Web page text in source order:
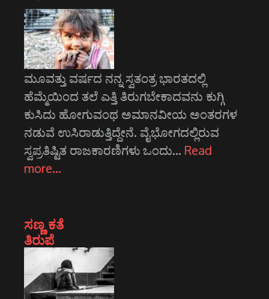
ಮೂವತ್ತು ವರ್ಷದ ನನ್ನ ಸ್ವತಂತ್ರ ಭಾರತದಲ್ಲಿ
ಹೆಮ್ಮೆಯಿಂದ ತಲೆ ಎತ್ತಿ ತಿರುಗಬೇಕಾದವನು ಕುಗ್ಗಿ
ಕುಸಿದು ಹೋಗುವಂಥ ಅಮಾನವೀಯ ಅಂತರಗಳ
ನಡುವೆ ಉಸಿರಾಡುತ್ತಿದ್ದೇನೆ. ವೈಭೋಗದಲ್ಲಿರುವ
ಸ್ವಪ್ರತಿಷ್ಟಿತ ರಾಜಕಾರಣಿಗಳು ಒಂದು… Read
more…
ಸಣ್ಣ ಕತೆ
ತಿರುಪೆ